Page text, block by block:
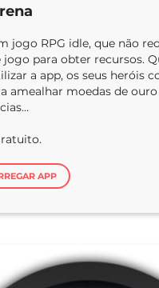
jogo RPG idle, que não
jogo para obter recursos.
a app, os seus heróis
amealhar moedas de ouro
APP